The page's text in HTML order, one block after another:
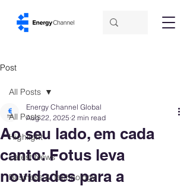
Post
All Posts
Highlight
Latest News
Business & Technology
All Posts
Ao seu lado, em cada
canto: Fotus leva
novidades para a
Energy Channel Global
Aug 22, 2025 2 min read